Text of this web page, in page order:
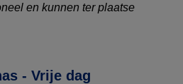
en kunnen ter plaatse
- Vrije dag